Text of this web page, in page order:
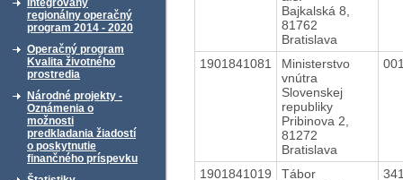
Integrovaný
regionálny operačný
program 2014 - 2020
Operačný program
Kvalita životného
prostredia
Národné projekty -
Oznámenia o
možnosti
predkladania žiadostí
o poskytnutie
finančného príspevku
Bajkalská 8,
81762
Bratislava
1901841081
Ministerstvo
vnútra
Slovenskej
republiky
Pribinova 2,
81272
Bratislava
1901841019
Tábor